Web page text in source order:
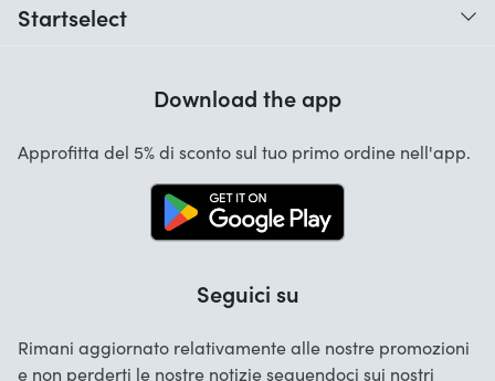
Startselect
Startselect App
Download the app
Approfitta del 5% di sconto sul tuo primo ordine nell'app.
Seguici su
Rimani aggiornato relativamente alle nostre promozioni
e non perderti le nostre notizie seguendoci sui nostri